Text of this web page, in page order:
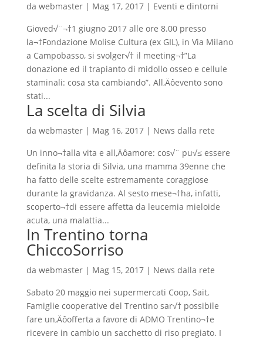
da webmaster| Mag 17, 2017| Eventi e dintorni
Gioved√¨¬†1 giugno 2017 alle ore 8.00 presso
la¬†Fondazione Molise Cultura (ex GIL), in Via Milano
a Campobasso, si svolger√† il meeting¬†”La
donazione ed il trapianto di midollo osseo e cellule
staminali: cosa sta cambiando”. All‚Äôevento sono
stati...
La scelta di Silvia
da webmaster| Mag 16, 2017| News dalla rete
Un inno¬†alla vita e all‚Äôamore: cos√¨ pu√≤ essere
definita la storia di Silvia, una mamma 39enne che
ha fatto delle scelte estremamente coraggiose
durante la gravidanza. Al sesto mese¬†ha, infatti,
scoperto¬†di essere affetta da leucemia mieloide
acuta, una malattia...
In Trentino torna
ChiccoSorriso
da webmaster| Mag 15, 2017| News dalla rete
Sabato 20 maggio nei supermercati Coop, Sait,
Famiglie cooperative del Trentino sar√† possibile
fare un‚Äôofferta a favore di ADMO Trentino¬†e
ricevere in cambio un sacchetto di riso pregiato. I